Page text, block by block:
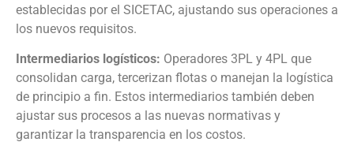
establecidas por el SICETAC, ajustando sus operaciones a
los nuevos requisitos.
Intermediarios logísticos: Operadores 3PL y 4PL que
consolidan carga, tercerizan flotas o manejan la logística
de principio a fin. Estos intermediarios también deben
ajustar sus procesos a las nuevas normativas y
garantizar la transparencia en los costos.